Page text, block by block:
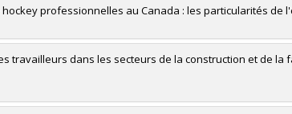
professionnelles au Canada : les particularités de
travailleurs dans les secteurs de la construction et de la